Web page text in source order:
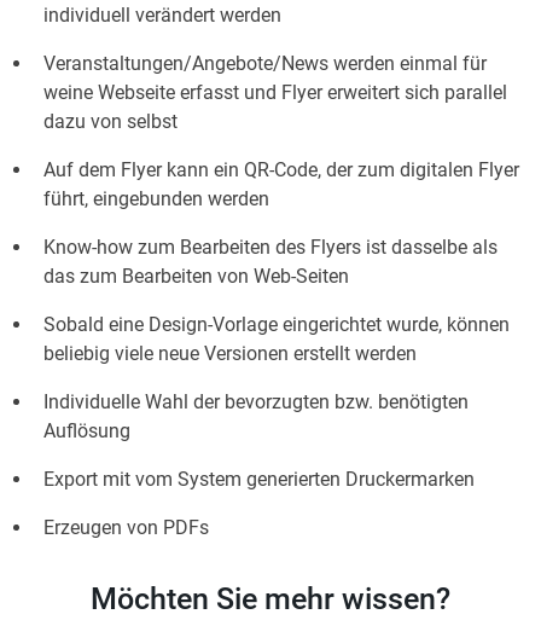
individuell verändert werden
Veranstaltungen/Angebote/News werden einmal für
weine Webseite erfasst und Flyer erweitert sich parallel
dazu von selbst
Auf dem Flyer kann ein QR-Code, der zum digitalen Flyer
führt, eingebunden werden
Know-how zum Bearbeiten des Flyers ist dasselbe als
das zum Bearbeiten von Web-Seiten
Sobald eine Design-Vorlage eingerichtet wurde, können
beliebig viele neue Versionen erstellt werden
Individuelle Wahl der bevorzugten bzw. benötigten
Auflösung
Export mit vom System generierten Druckermarken
Erzeugen von PDFs
Möchten Sie mehr wissen?